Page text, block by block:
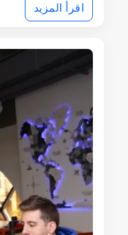
اقرأ المزيد